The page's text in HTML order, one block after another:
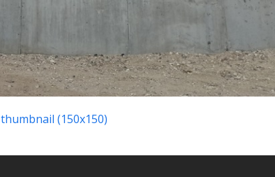
thumbnail (150x150)